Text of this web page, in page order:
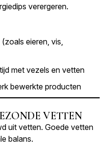
verergeren.
eieren, vis,
met vezels en vetten
bewerkte producten
VETTEN
uit vetten. Goede vetten
balans.